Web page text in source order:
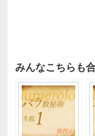
みんなこちらも